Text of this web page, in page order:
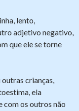
lento,
adjetivo negativo,
que ele se torne
crianças,
ela
com os outros não